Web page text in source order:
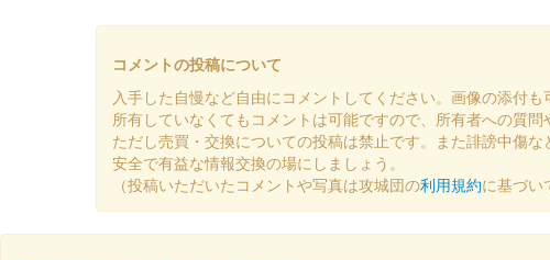
丸岡城 御城印
販売終了
丸岡城 御城印 令和7年7月8月限定版（一筆啓上）
販売終了
コメントの投稿について
入手した自慢など自由にコメントしてください。画像の添付も
所有していなくてもコメントは可能ですので、所有者への質問
ただし売買・交換についての投稿は禁止です。また誹謗中傷
安全で有益な情報交換の場にしましょう。
（投稿いただいたコメントや写真は攻城団の利用規約に基づい